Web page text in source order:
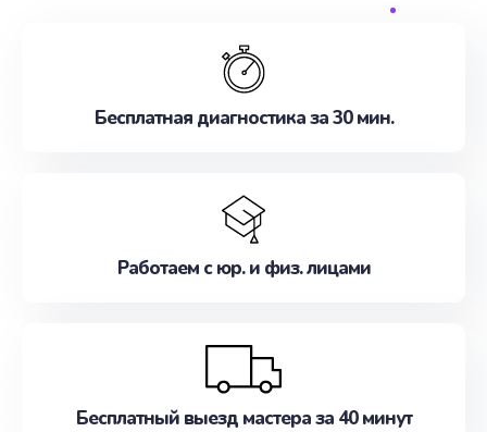
наилучшим образом. Не медлите записаться на
Бесплатная диагностика за 30 мин.
Работаем с юр. и физ. лицами
Бесплатный выезд мастера за 40 минут